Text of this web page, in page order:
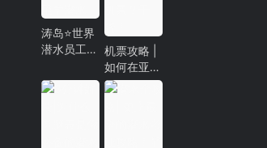
涛岛邂逅鲸
鲨！
涛岛⭐世界
潜水员工
里学潜水
机票攻略 |
如何在亚航
买到0元机